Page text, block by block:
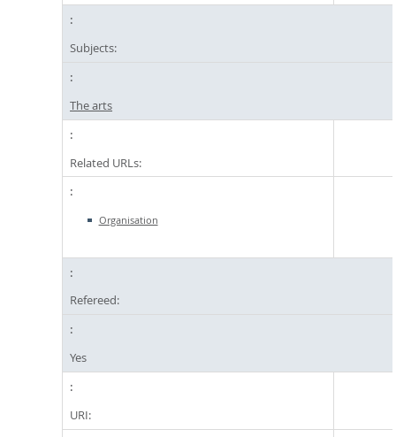
Subjects:
The arts
Related URLs:
Organisation
Refereed:
Yes
URI: